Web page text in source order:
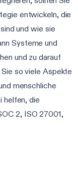
entwickeln, die
und wie sie
Systeme und
und zu darauf
so viele Aspekte
menschliche
helfen, die
2, ISO 27001,